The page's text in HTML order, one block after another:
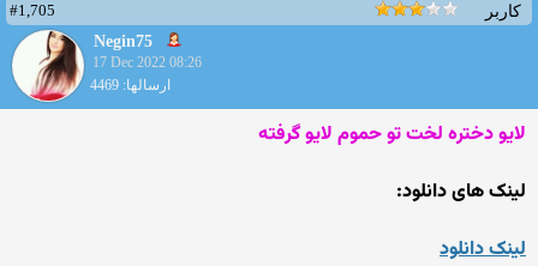
کاربر
#1,705
Negin75
17 Dec 2022 08:26
ارسالها: 4469
لایو دختره لخت تو حموم لایو گرفته
لینک های دانلود:
لینک دانلود